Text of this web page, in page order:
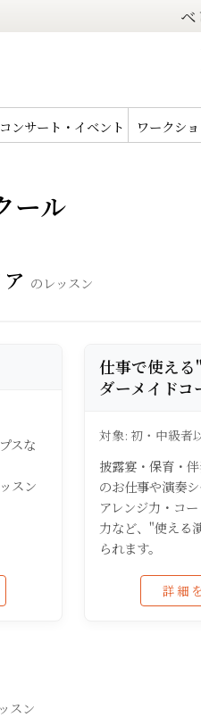
コンサート・イベント ワークシ
ール
のレッスン
スな
スン
仕事で使え
ダーメイドコ
対象: 初・中級者
披露宴・保育・
のお仕事や演奏
アレンジ力・コ
力など、"使える
られます。
詳細
スン